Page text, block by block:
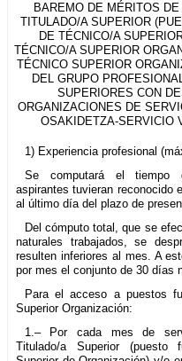
BAREMO DE MÉRITOS
TITULADO/A SUPERIOR
DE TÉCNICO/A
TÉCNICO/A SUPERIOR
TÉCNICO SUPERIOR
DEL GRUPO
SUPERIORES CON
ORGANIZACIONES DE
OSAKIDETZA-SERVICIO
1) Experiencia profesional
Se computará el tiempo
aspirantes tuvieran reconocido
al último día del plazo de
Del cómputo total, que se
naturales trabajados, se
resulten inferiores al mes. A
por mes el conjunto de 30 días
Para el acceso a puestos
Superior Organización:
1.– Por cada mes de
Titulado/a Superior (puesto